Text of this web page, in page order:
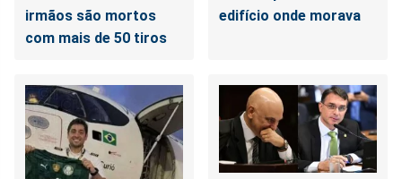
irmãos são mortos
com mais de 50 tiros
edifício onde morava